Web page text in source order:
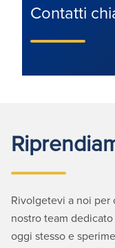
Contatti
Rivolgetevi a noi per
nostro team
oggi stesso e